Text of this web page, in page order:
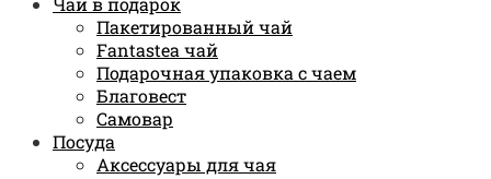
Пакетированный чай
Fantastea чай
Подарочная упаковка с чаем
Благовест
Самовар
Посуда
Аксессуары для чая